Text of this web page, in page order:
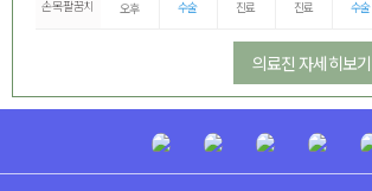
손목·팔꿈치
오후
수술 진료 진료 수술
의료진 자세히보기